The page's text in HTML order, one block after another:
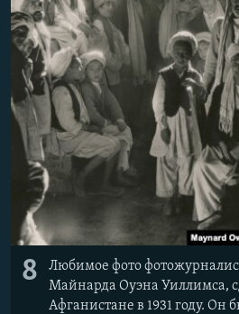
8
Любимое фото
Майнарда Оуэна Уиллимса,
Афганистане в 1931 году. Он